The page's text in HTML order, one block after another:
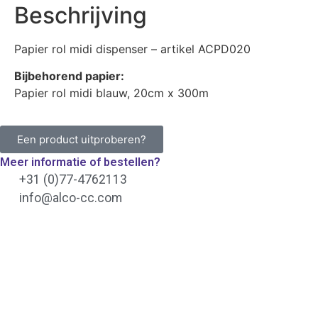
Beschrijving
Papier rol midi dispenser – artikel ACPD020
Bijbehorend papier:
Papier rol midi blauw, 20cm x 300m
Een product uitproberen?
Meer informatie of bestellen?
+31 (0)77-4762113
info@alco-cc.com